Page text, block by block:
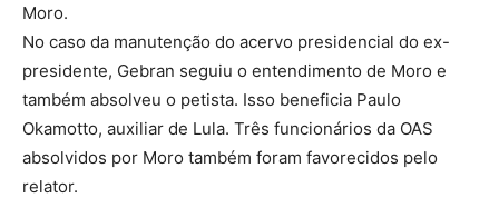
Moro.
No caso da manutenção do acervo presidencial do ex-
presidente, Gebran seguiu o entendimento de Moro e
também absolveu o petista. Isso beneficia Paulo
Okamotto, auxiliar de Lula. Três funcionários da OAS
absolvidos por Moro também foram favorecidos pelo
relator.